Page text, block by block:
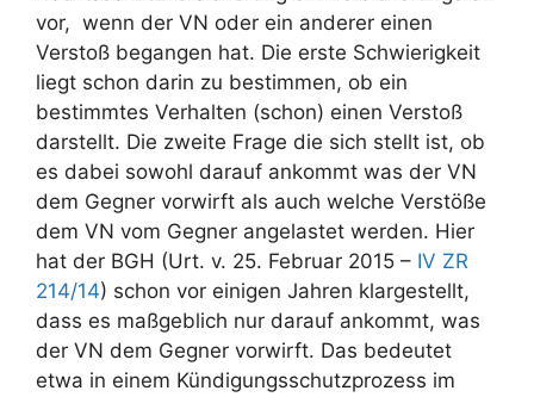
vor, wenn der VN oder ein anderer einen
Verstoß begangen hat. Die erste Schwierigkeit
liegt schon darin zu bestimmen, ob ein
bestimmtes Verhalten (schon) einen Verstoß
darstellt. Die zweite Frage die sich stellt ist, ob
es dabei sowohl darauf ankommt was der VN
dem Gegner vorwirft als auch welche Verstöße
dem VN vom Gegner angelastet werden. Hier
hat der BGH (Urt. v. 25. Februar 2015 – IV ZR
214/14) schon vor einigen Jahren klargestellt,
dass es maßgeblich nur darauf ankommt, was
der VN dem Gegner vorwirft. Das bedeutet
etwa in einem Kündigungsschutzprozess im